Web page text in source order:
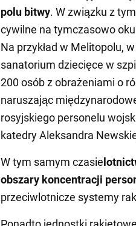
polu bitwy. W związku z
cywilne na tymczasowo
Na przykład w Melitopolu,
sanatorium dziecięce w
200 osób z obrażeniami o
naruszając
rosyjskiego personelu
katedry Aleksandra
W tym samym czasie
obszary koncentracji
przeciwlotnicze systemy